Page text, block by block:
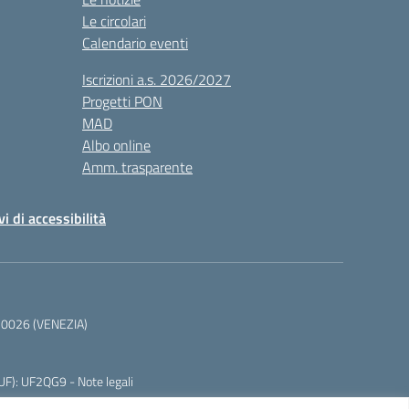
Le circolari
Calendario eventi
Iscrizioni a.s. 2026/2027
Progetti PON
MAD
Albo online
Amm. trasparente
di accessibilità
(VENEZIA)
UF2QG9 - Note legali